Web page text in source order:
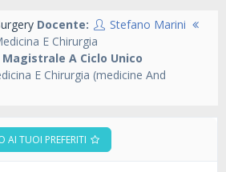
Docente:
Stefano Marini
E Chirurgia
Magistrale A Ciclo Unico
E Chirurgia (medicine And
AI TUOI PREFERITI